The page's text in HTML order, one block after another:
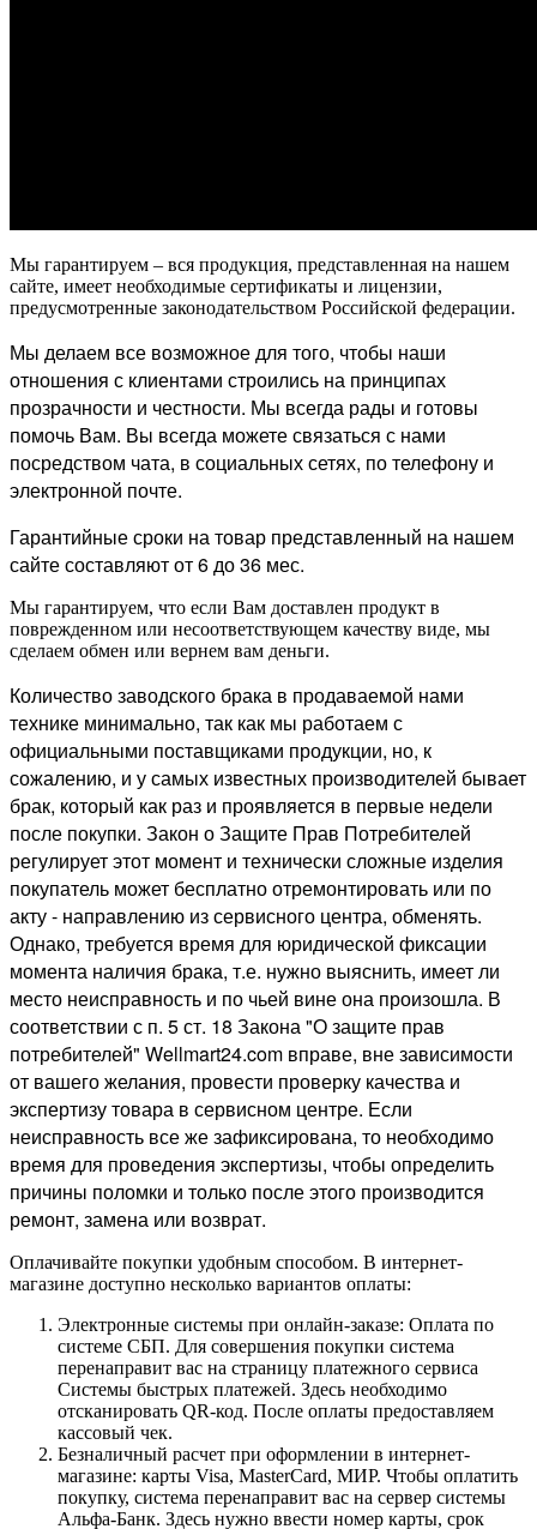
Мы гарантируем – вся продукция, представленная на нашем
сайте, имеет необходимые сертификаты и лицензии,
предусмотренные законодательством Российской федерации.
Мы делаем все возможное для того, чтобы наши
отношения с клиентами строились на принципах
прозрачности и честности. Мы всегда рады и готовы
помочь Вам. Вы всегда можете связаться с нами
посредством чата, в социальных сетях, по телефону и
электронной почте.
Гарантийные сроки на товар представленный на нашем
сайте составляют от 6 до 36 мес.
Мы гарантируем, что если Вам доставлен продукт в
поврежденном или несоответствующем качеству виде, мы
сделаем обмен или вернем вам деньги.
Количество заводского брака в продаваемой нами
технике минимально, так как мы работаем с
официальными поставщиками продукции, но, к
сожалению, и у самых известных производителей бывает
брак, который как раз и проявляется в первые недели
после покупки. Закон о Защите Прав Потребителей
регулирует этот момент и технически сложные изделия
покупатель может бесплатно отремонтировать или по
акту - направлению из сервисного центра, обменять.
Однако, требуется время для юридической фиксации
момента наличия брака, т.е. нужно выяснить, имеет ли
место неисправность и по чьей вине она произошла. В
соответствии с п. 5 ст. 18 Закона "О защите прав
потребителей" Wellmart24.com вправе, вне зависимости
от вашего желания, провести проверку качества и
экспертизу товара в сервисном центре. Если
неисправность все же зафиксирована, то необходимо
время для проведения экспертизы, чтобы определить
причины поломки и только после этого производится
ремонт, замена или возврат.
Оплачивайте покупки удобным способом. В интернет-
магазине доступно несколько вариантов оплаты:
Электронные системы при онлайн-заказе: Оплата по
системе СБП. Для совершения покупки система
перенаправит вас на страницу платежного сервиса
Системы быстрых платежей. Здесь необходимо
отсканировать QR-код. После оплаты предоставляем
кассовый чек.
Безналичный расчет при оформлении в интернет-
магазине: карты Visa, MasterCard, МИР. Чтобы оплатить
покупку, система перенаправит вас на сервер системы
Альфа-Банк. Здесь нужно ввести номер карты, срок